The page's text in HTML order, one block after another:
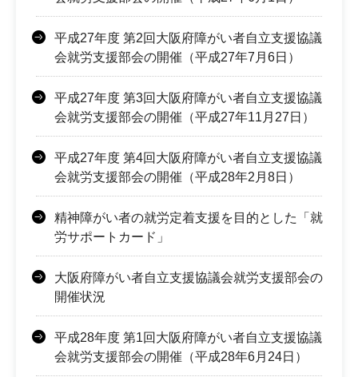
平成27年度 第2回大阪府障がい者自立支援協議
会就労支援部会の開催（平成27年7月6日）
平成27年度 第3回大阪府障がい者自立支援協議
会就労支援部会の開催（平成27年11月27日）
平成27年度 第4回大阪府障がい者自立支援協議
会就労支援部会の開催（平成28年2月8日）
精神障がい者の就労定着支援を目的とした「就
労サポートカード」
大阪府障がい者自立支援協議会就労支援部会の
開催状況
平成28年度 第1回大阪府障がい者自立支援協議
会就労支援部会の開催（平成28年6月24日）